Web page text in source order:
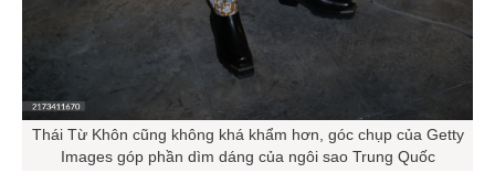
Thái Từ Khôn cũng không khá khẩm hơn, góc chụp của Getty
Images góp phần dìm dáng của ngôi sao Trung Quốc